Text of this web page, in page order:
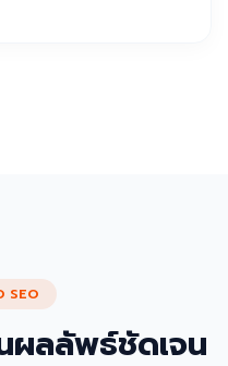
SEO
ผลลัพธ์ชัดเจน